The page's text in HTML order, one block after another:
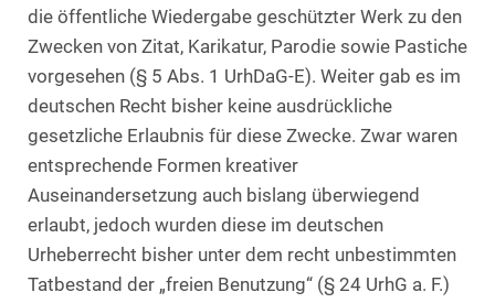
die öffentliche Wiedergabe geschützter Werk zu den
Zwecken von Zitat, Karikatur, Parodie sowie Pastiche
vorgesehen (§ 5 Abs. 1 UrhDaG-E). Weiter gab es im
deutschen Recht bisher keine ausdrückliche
gesetzliche Erlaubnis für diese Zwecke. Zwar waren
entsprechende Formen kreativer
Auseinandersetzung auch bislang überwiegend
erlaubt, jedoch wurden diese im deutschen
Urheberrecht bisher unter dem recht unbestimmten
Tatbestand der „freien Benutzung“ (§ 24 UrhG a. F.)